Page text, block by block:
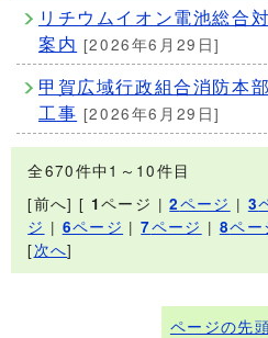
リチウムイオン電池総合
案内 [2026年6月29日]
甲賀広域行政組合消防本
工事 [2026年6月29日]
全670件中1～10件目
[前へ] [ 1ページ |2ページ | 3
ジ | 6ページ |7ページ | 8ペー
[次へ]
ページの先